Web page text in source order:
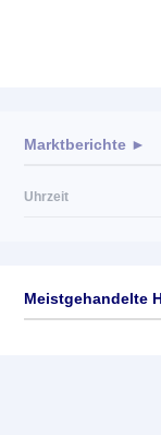
Marktberichte ►
Uhrzeit
Meistgehandelte